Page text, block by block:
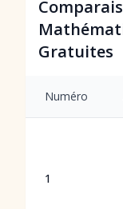
Gratuites
Numéro
1